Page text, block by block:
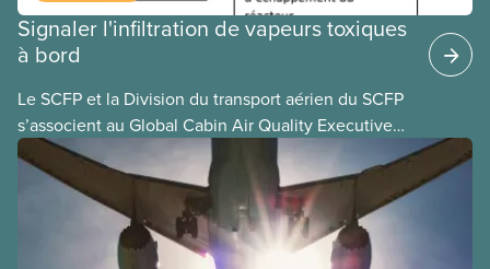
Signaler l'infiltration de vapeurs toxiques
à bord
Le SCFP et la Division du transport aérien du SCFP
s’associent au Global Cabin Air Quality Executive
(GCAQE), le cadre mondial de la qualité de l’air
dans les cabines, pour permettre à leurs membres
d’utiliser le Global Cabin Air Reporting System
(GCARS), le système mondial de déclaration
d’incidents liés à la qualité de l’air dans les cabines.